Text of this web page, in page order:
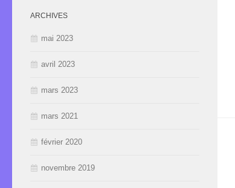
ARCHIVES
mai 2023
avril 2023
mars 2023
mars 2021
février 2020
novembre 2019